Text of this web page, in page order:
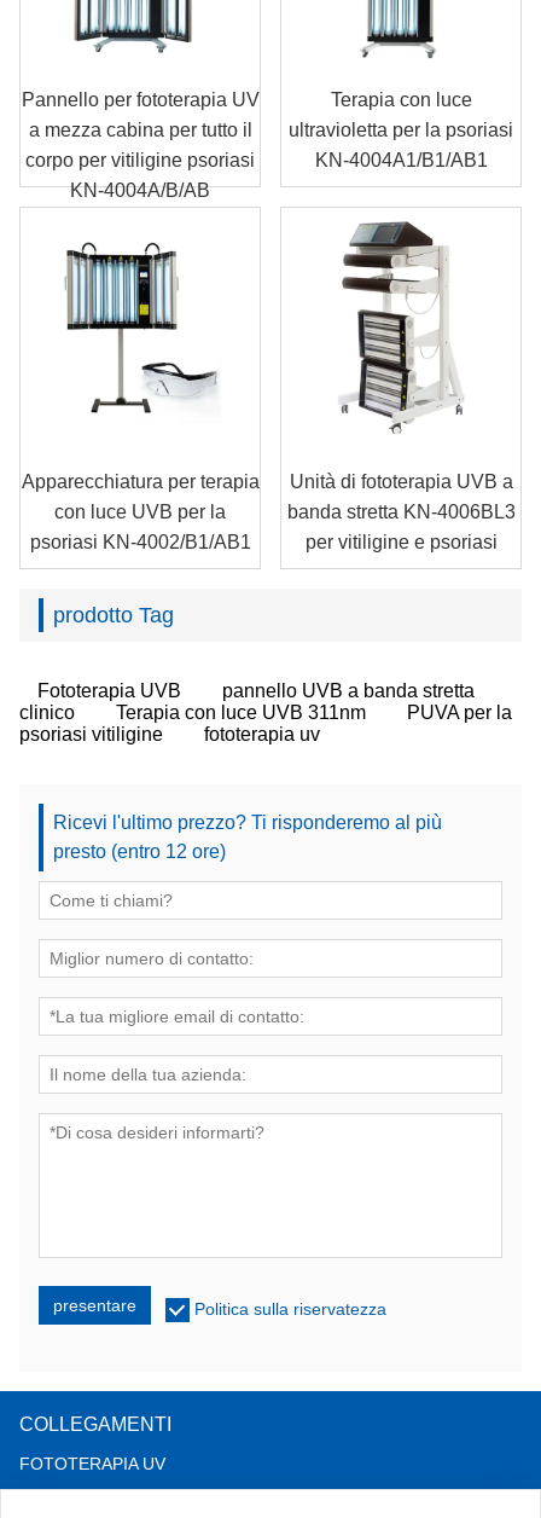
Pannello per fototerapia UV
a mezza cabina per tutto il
corpo per vitiligine psoriasi
KN-4004A/B/AB
Terapia con luce
ultravioletta per la psoriasi
KN-4004A1/B1/AB1
Apparecchiatura per terapia
con luce UVB per la
psoriasi KN-4002/B1/AB1
Unità di fototerapia UVB a
banda stretta KN-4006BL3
per vitiligine e psoriasi
prodotto Tag
Fototerapia UVB
pannello UVB a banda stretta
clinico
Terapia con luce UVB 311nm
PUVA per la
psoriasi vitiligine
fototerapia uv
Ricevi l'ultimo prezzo? Ti risponderemo al più
presto (entro 12 ore)
presentare Politica sulla riservatezza
COLLEGAMENTI
FOTOTERAPIA UV